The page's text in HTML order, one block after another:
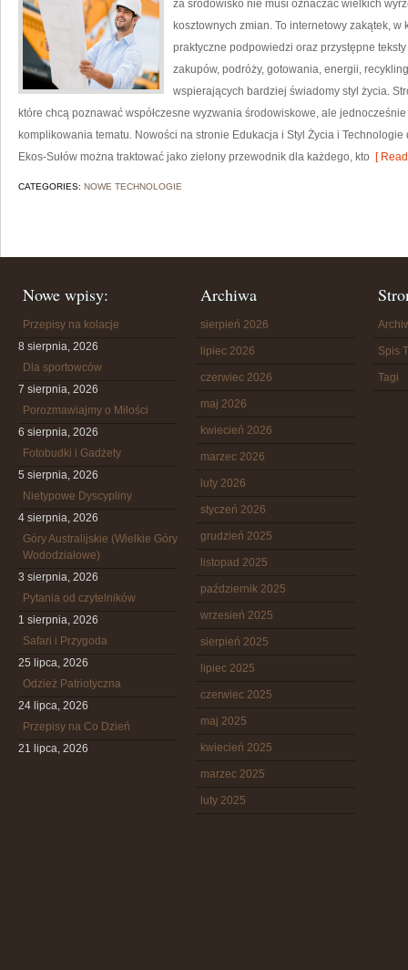
za środowisko nie musi oznaczać wielkich
kosztownych zmian. To internetowy zakątek,
praktyczne podpowiedzi oraz przystępne
zakupów, podróży, gotowania, energii,
wspierających bardziej świadomy styl życia.
które chcą poznawać współczesne wyzwania środowiskowe, ale
komplikowania tematu. Nowości na stronie Edukacja i Styl Życia i
Ekos-Sułów można traktować jako zielony przewodnik dla każdego, kto [
CATEGORIES: NOWE TECHNOLOGIE
Nowe wpisy:
Przepisy na kolacje
8 sierpnia, 2026
Dla sportowców
7 sierpnia, 2026
Porozmawiajmy o Miłości
6 sierpnia, 2026
Fotobudki i Gadżety
5 sierpnia, 2026
Nietypowe Dyscypliny
4 sierpnia, 2026
Góry Australijskie (Wielkie Góry
Wododziałowe)
3 sierpnia, 2026
Pytania od czytelników
1 sierpnia, 2026
Safari i Przygoda
25 lipca, 2026
Odzież Patriotyczna
24 lipca, 2026
Przepisy na Co Dzień
21 lipca, 2026
Archiwa
sierpień 2026
lipiec 2026
czerwiec 2026
maj 2026
kwiecień 2026
marzec 2026
luty 2026
styczeń 2026
grudzień 2025
listopad 2025
październik 2025
wrzesień 2025
sierpień 2025
lipiec 2025
czerwiec 2025
maj 2025
kwiecień 2025
marzec 2025
luty 2025
Spis
Tagi